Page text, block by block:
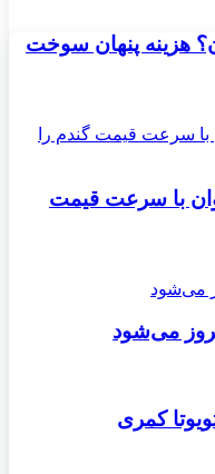
هزینه پنهان سوخت
با سرعت قیمت
می‌شود